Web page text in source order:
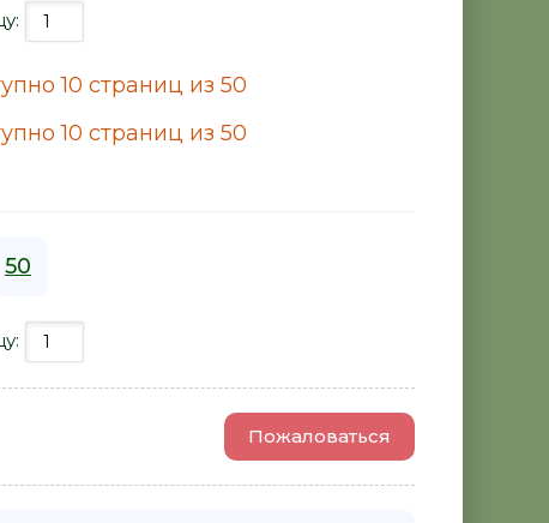
10 страниц из 50
10 страниц из 50
50
Пожаловаться